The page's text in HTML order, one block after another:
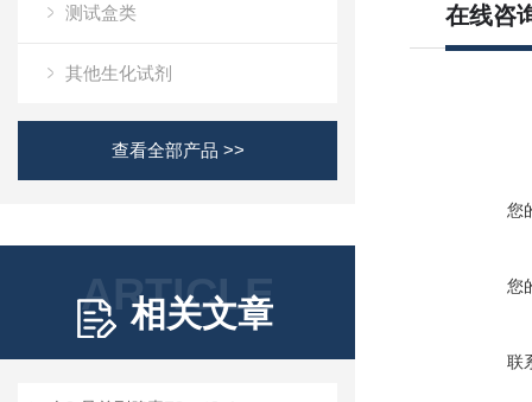
测试盒类
其他生化试剂
查看全部产品 >>
ARTICLE
相关文章
在线咨
您
您
联